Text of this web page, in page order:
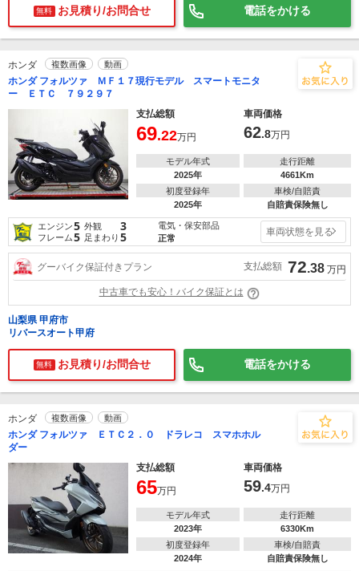
無料 お見積り/お問合せ 電話をかける
ホンダ 複数画像 動画
ホンダ フォルツァ ＭＦ１７現行モデル スマートモニタ
ー ＥＴＣ ７９２９７
支払総額
車両価格
69.22万円 62.8万円
モデル年式
2025年
走行距離
4661Km
初度登録年
2025年
車検/自賠責
自賠責保険無し
エンジン5 外観 3
フレーム5 足まわり 5
電気・保安部品
正常
車両状態を見る
グーバイク保証付きプラン 支払総額 72.38 万円
中古車でも安心！バイク保証とは
山梨県 甲府市
リバースオート甲府
無料 お見積り/お問合せ 電話をかける
ホンダ 複数画像 動画
ホンダ フォルツァ ＥＴＣ２．０ ドラレコ スマホホル
ダー
支払総額
車両価格
65万円 59.4万円
モデル年式
2023年
走行距離
6330Km
初度登録年
2024年
車検/自賠責
自賠責保険無し